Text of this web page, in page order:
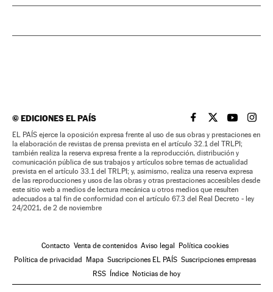
©EDICIONES EL PAÍS EL PAÍS BRASIL EN
EL PAÍSEL PAÍS
EL
EL PAÍS ejerce la oposición expresa frente al uso de sus obras y prestaciones en
la elaboración de revistas de prensa prevista en el artículo 32.1 del TRLPI;
también realiza la reserva expresa frente a la reproducción, distribución y
comunicación pública de sus trabajos y artículos sobre temas de actualidad
prevista en el artículo 33.1 del TRLPI; y, asimismo, realiza una reserva expresa
de las reproducciones y usos de las obras y otras prestaciones accesibles desde
este sitio web a medios de lectura mecánica u otros medios que resulten
adecuados a tal fin de conformidad con el artículo 67.3 del Real Decreto - ley
24/2021, de 2 de noviembre
Contacto Venta de contenidos Aviso legal
Política cookies
Política de privacidad
Mapa Suscripciones EL PAÍS Suscripciones empresas
RSS
Índice Noticias de hoy